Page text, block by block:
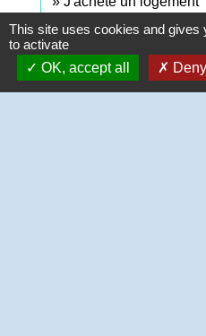
Signaler
This site uses cookies and gives
to activate
OK, accept all